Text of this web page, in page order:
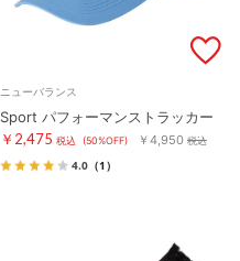
ニューバランス
Sport パフォーマンストラッカー
￥2,475 税込 (50%OFF) ￥4,950 税込
4.0 （1）